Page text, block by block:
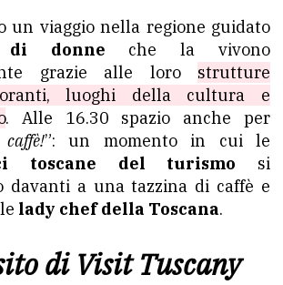
un viaggio nella regione guidato
donne che la vivono
grazie alle loro strutture
luoghi della cultura e
. Alle 16.30 spazio anche per
”: un momento in cui le
toscane del turismo si
davanti a una tazzina di caffè e
lady chef della Toscana.
di Visit Tuscany